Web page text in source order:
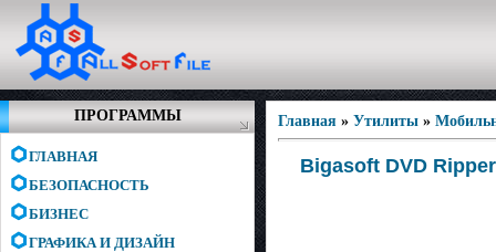
ПРОГРАММЫ
ГЛАВНАЯ
БЕЗОПАСНОСТЬ
БИЗНЕС
ГРАФИКА И ДИЗАЙН
Главная » Утилиты »
Bigasoft DVD